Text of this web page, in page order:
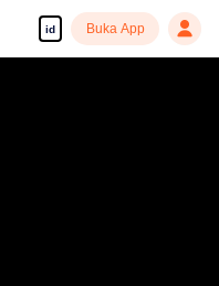
id Buka App